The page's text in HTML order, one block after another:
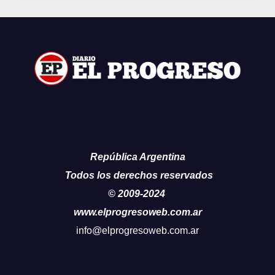
República Argentina
Todos los derechos reservados
© 2009-2024
www.elprogresoweb.com.ar
info@elprogresoweb.com.ar